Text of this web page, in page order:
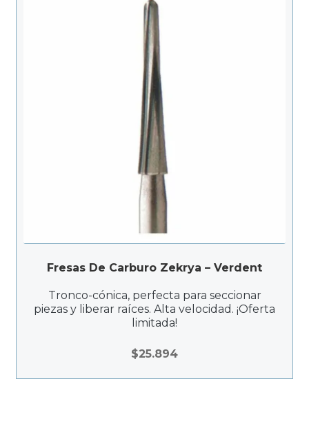
Fresas De Carburo Zekrya – Verdent
Tronco-cónica, perfecta para seccionar
piezas y liberar raíces. Alta velocidad. ¡Oferta
limitada!
$25.894